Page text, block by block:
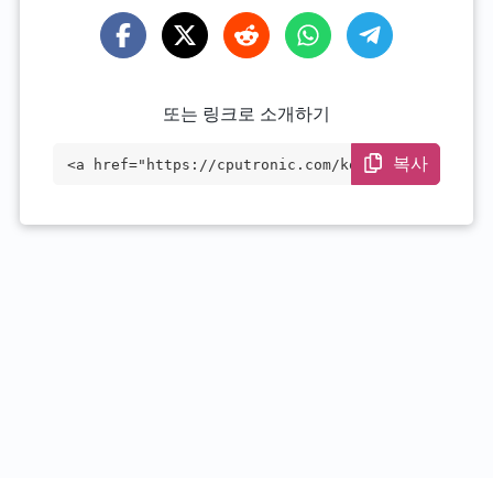
또는 링크로 소개하기
<a href="https://cputronic.com/ko/cpu/in
복사